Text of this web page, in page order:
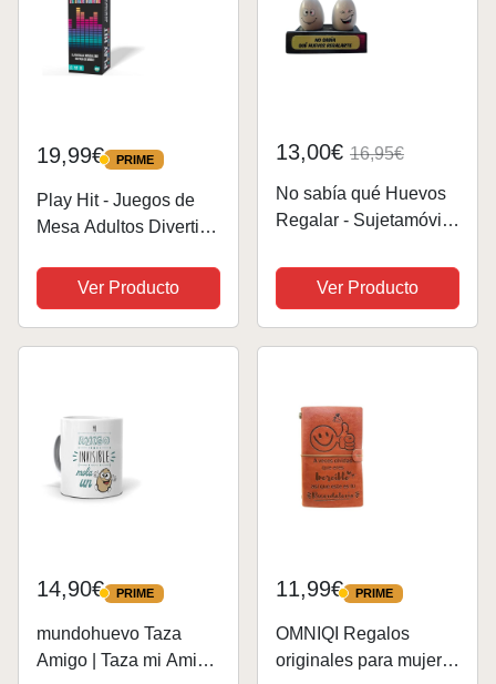
19,99€ PRIME
PRIME
Play Hit - Juegos de
Mesa Adultos Divertido
español - Diversión
con Amigos y Familia -
Regalo Original para
Ver Producto
13,00€ 16,95€
No sabía qué Huevos
Regalar - Sujetamóvil
Regalo Original de
Broma con Frase
Divertida
Ver Producto
14,90€ PRIME
PRIME
mundohuevo Taza
Amigo | Taza mi Amigo
11,99€ PRIME
PRIME
OMNIQI Regalos
originales para mujer,